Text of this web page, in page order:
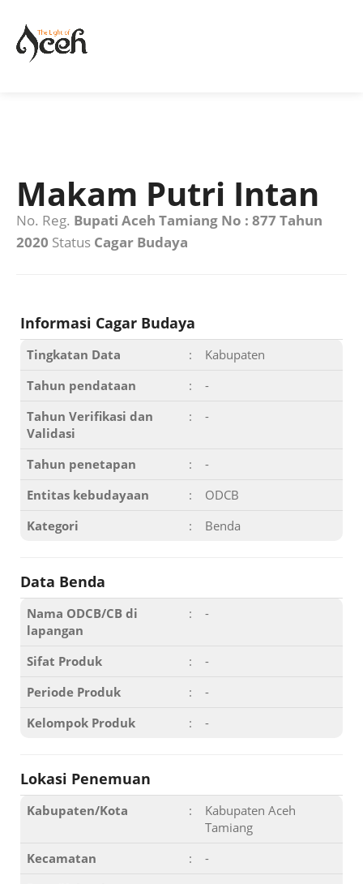
Makam Putri Intan
No. Reg. Bupati Aceh Tamiang No : 877 Tahun
2020 Status Cagar Budaya
Informasi Cagar Budaya
Tingkatan Data :
Kabupaten
Tahun pendataan
:
-
Tahun Verifikasi dan
Validasi
: -
Tahun penetapan :
-
Entitas kebudayaan
:
ODCB
Kategori
: Benda
Data Benda
Nama ODCB/CB di
lapangan
: -
Sifat Produk :
-
Periode Produk
:
-
Kelompok Produk
: -
Lokasi Penemuan
Kabupaten/Kota :
Kabupaten Aceh
Tamiang
Kecamatan
:
-